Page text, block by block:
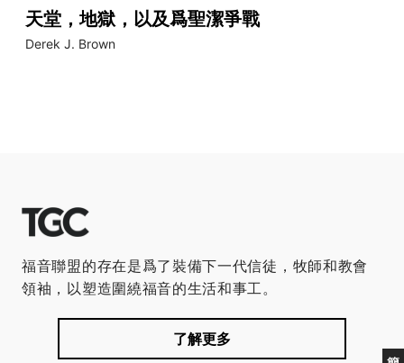
天堂，地獄，以及爲聖潔爭戰
Derek J. Brown
福音聯盟的存在是爲了裝備下一代信徒，牧師和教會
領袖，以塑造圍繞福音的生活和事工。
了解更多